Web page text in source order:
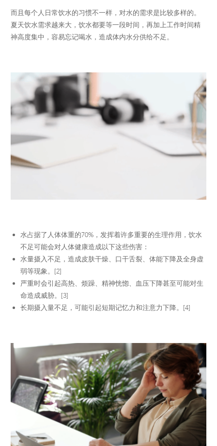
而且每个人日常饮水的习惯不一样，对水的需求是比较多样的。
夏天饮水需求越来大，饮水都要等一段时间，再加上工作时间精
神高度集中，容易忘记喝水，造成体内水分供给不足。
水占据了人体体重的70%，发挥着许多重要的生理作用，饮水
不足可能会对人体健康造成以下这些伤害：
水量摄入不足，造成皮肤干燥、口干舌裂、体能下降及全身虚
弱等现象。[2]
严重时会引起高热、烦躁、精神恍惚、血压下降甚至可能对生
命造成威胁。[3]
长期摄入量不足，可能引起短期记忆力和注意力下降。[4]